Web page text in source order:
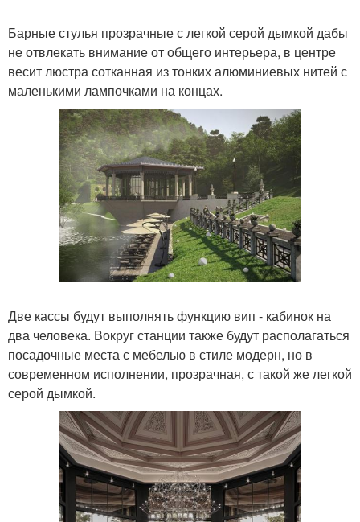
Барные стулья прозрачные с легкой серой дымкой дабы
не отвлекать внимание от общего интерьера, в центре
весит люстра сотканная из тонких алюминиевых нитей с
маленькими лампочками на концах.
Две кассы будут выполнять функцию вип - кабинок на
два человека. Вокруг станции также будут располагаться
посадочные места с мебелью в стиле модерн, но в
современном исполнении, прозрачная, с такой же легкой
серой дымкой.